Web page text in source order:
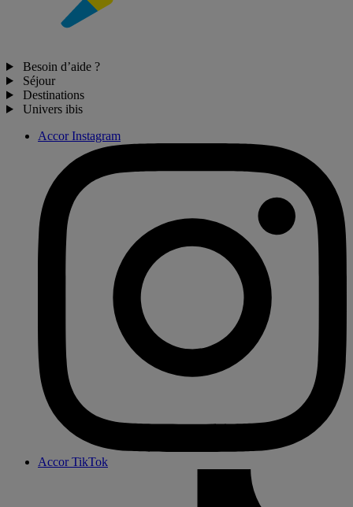
Besoin d’aide ?
Séjour
Destinations
Univers ibis
Accor Instagram
Accor TikTok